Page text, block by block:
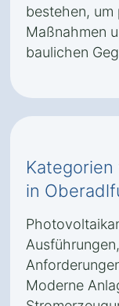
bestehen,
Maßnahmen
baulichen
in
Moderne